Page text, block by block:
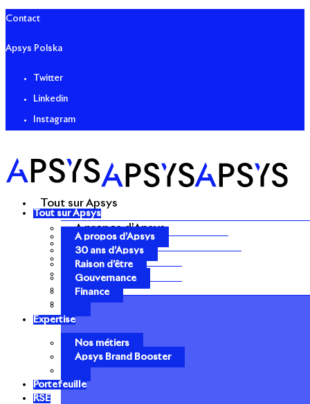
Contact
Apsys Polska
Twitter
Linkedin
Instagram
Tout sur Apsys
A propos d’Apsys
30 ans d’Apsys
Raison d’être
Gouvernance
Finance
Tout sur Apsys
A propos d’Apsys
30 ans d’Apsys
Raison d’être
Gouvernance
Finance
Expertise
Nos métiers
Apsys Brand Booster
Portefeuille
RSE